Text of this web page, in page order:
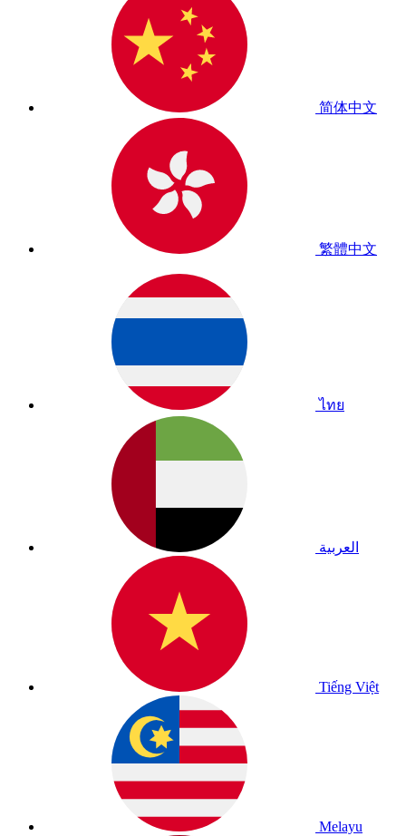
简体中文
繁體中文
ไทย
العربية
Tiếng Việt
Melayu